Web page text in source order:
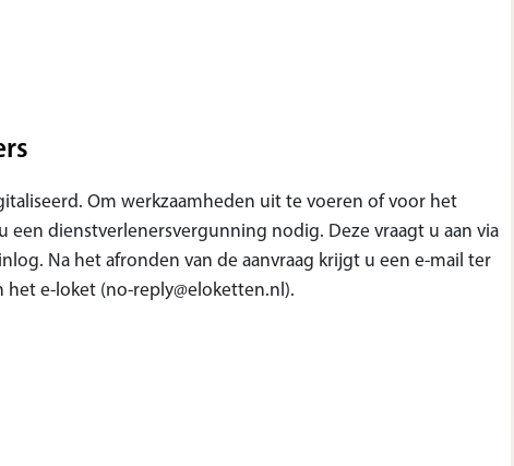
Om werkzaamheden uit te voeren of voor het
dienstverlenersvergunning nodig. Deze vraagt u aan via
Na het afronden van de aanvraag krijgt u een e-mail ter
e-loket (no-reply@eloketten.nl).